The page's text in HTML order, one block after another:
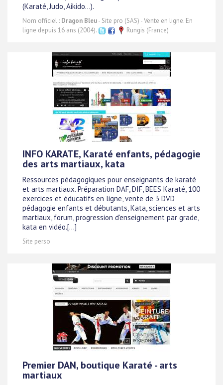
(Karaté, Judo, Aikido...).
Nom officiel : Dragon Bleu- Site pro (SAS) - Vente en ligne. En
ligne depuis 16 ans (2004).
Rungis (France)
INFO KARATE, Karaté enfants, pédagogie
des arts martiaux, kata
Ressources pédagogiques pour enseignants de karaté
et arts martiaux. Préparation DAF, DIF, BEES Karaté, 100
exercices et éducatifs en ligne, vente de 3 DVD
pédagogie enfants et débutants, Kata, sciences et arts
martiaux, forum, progression d'enseignement par grade,
kata en vidéo.[...]
Site perso
Premier DAN, boutique Karaté - arts
martiaux